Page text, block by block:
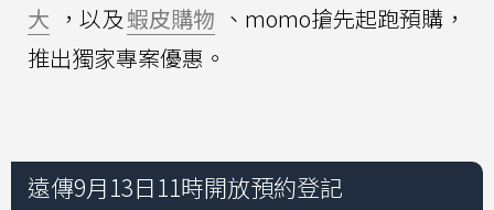
大 ，以及蝦皮購物 、momo搶先起跑預購，
推出獨家專案優惠。
遠傳9月13日11時開放預約登記